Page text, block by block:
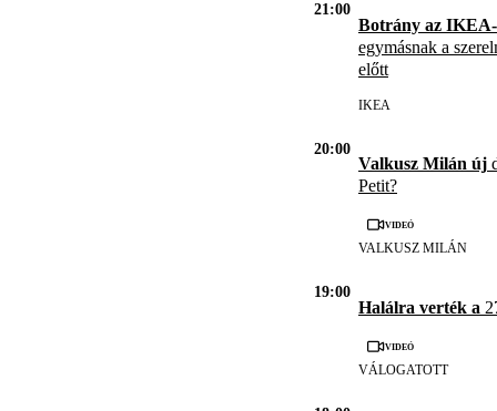
21:00
Botrány az
egymásnak a
előtt
IKEA
20:00
Valkusz Milán új
Petit?
Videó
VALKUSZ MILÁN
19:00
Halálra verték a
Videó
VÁLOGATOTT